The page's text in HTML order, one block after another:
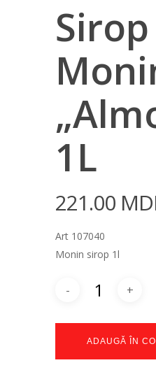
Sirop
1L
221.00
Art 107040
Monin sirop 1l
ADAUGĂ ÎN